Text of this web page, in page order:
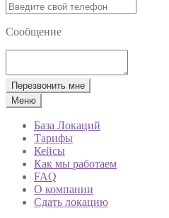
Сообщение
Перезвонить мне
Меню
База Локаций
Тарифы
Кейсы
Как мы работаем
FAQ
О компании
Сдать локацию